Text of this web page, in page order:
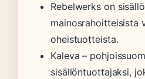
Rebelwerks on
mainosrahoitteisista
oheistuotteista.
Kaleva –
sisällöntuottajaksi,